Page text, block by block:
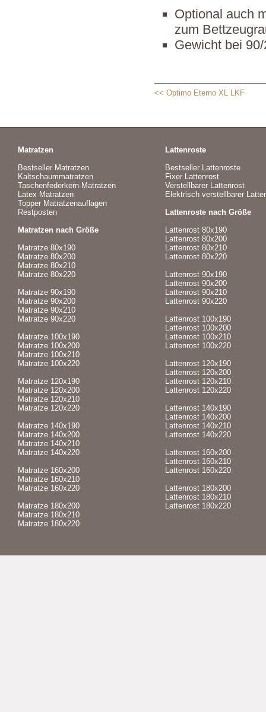
Optional auch
zum
Gewicht bei
<< Optimo Eterno XL LKF
Matratzen
Bestseller Matratzen
Kaltschaummatratzen
Taschenfederkern-Matratzen
Latex Matratzen
Topper Matratzenauflagen
Restposten
Matratzen nach Größe
Matratze 80x190
Matratze 80x200
Matratze 80x210
Matratze 80x220
Matratze 90x190
Matratze 90x200
Matratze 90x210
Matratze 90x220
Matratze 100x190
Matratze 100x200
Matratze 100x210
Matratze 100x220
Matratze 120x190
Matratze 120x200
Matratze 120x210
Matratze 120x220
Matratze 140x190
Matratze 140x200
Matratze 140x210
Matratze 140x220
Matratze 160x200
Matratze 160x210
Matratze 160x220
Matratze 180x200
Matratze 180x210
Matratze 180x220
Lattenroste
Bestseller Lattenroste
Fixer Lattenrost
Verstellbarer Lattenrost
Elektrisch verstellbarer
Lattenroste nach Größe
Lattenrost 80x190
Lattenrost 80x200
Lattenrost 80x210
Lattenrost 80x220
Lattenrost 90x190
Lattenrost 90x200
Lattenrost 90x210
Lattenrost 90x220
Lattenrost 100x190
Lattenrost 100x200
Lattenrost 100x210
Lattenrost 100x220
Lattenrost 120x190
Lattenrost 120x200
Lattenrost 120x210
Lattenrost 120x220
Lattenrost 140x190
Lattenrost 140x200
Lattenrost 140x210
Lattenrost 140x220
Lattenrost 160x200
Lattenrost 160x210
Lattenrost 160x220
Lattenrost 180x200
Lattenrost 180x210
Lattenrost 180x220